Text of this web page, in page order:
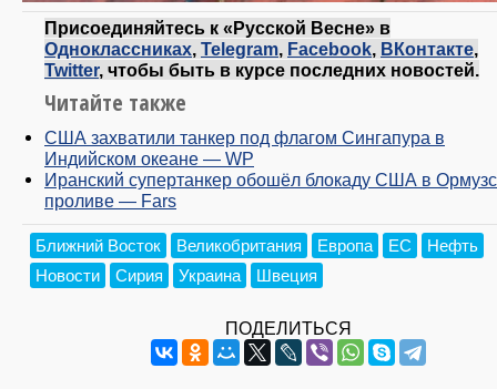
Присоединяйтесь к «Русской Весне» в
Одноклассниках, Telegram, Facebook, ВКонтакте,
Twitter, чтобы быть в курсе последних новостей.
Читайте также
США захватили танкер под флагом Сингапура в
Индийском океане — WP
Иранский супертанкер обошёл блокаду США в
проливе — Fars
Ближний Восток Великобритания Европа ЕС
Нефть
Новости
Сирия Украина Швеция
ПОДЕЛИТЬСЯ